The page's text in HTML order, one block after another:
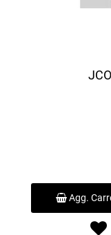
Agg.